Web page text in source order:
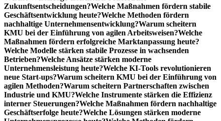
Zukunftsentscheidungen?Welche Maßnahmen fördern stabile
Geschäftsentwicklung heute?Welche Methoden fördern
nachhaltige Unternehmensentwicklung?Warum scheitern
KMU bei der Einführung von agilen Arbeitsweisen?Welche
Maßnahmen fördern erfolgreiche Marktanpassung heute?
Welche Modelle stärken stabile Prozesse in wachsenden
Betrieben?Welche Ansätze stärken moderne
Unternehmensleistung heute?Welche KI-Tools revolutionieren
neue Start-ups?Warum scheitern KMU bei der Einführung von
agilen Methoden?Warum scheitern Partnerschaften zwischen
Industrie und KMU?Welche Instrumente stärken die Effizienz
interner Steuerungen?Welche Maßnahmen fördern nachhaltige
Geschäftserfolge heute?Welche Lösungen stärken moderne